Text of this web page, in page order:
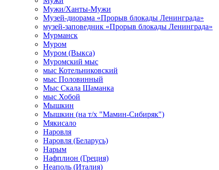
Мужи/Ханты-Мужи
Музей-диорама «Прорыв блокады Ленинграда»
музей-заповедник «Прорыв блокады Ленинграда»
Мурманск
Муром
Муром (Выкса)
Муромский мыс
мыс Котельниковский
мыс Половинный
Мыс Скала Шаманка
мыс Хобой
Мышкин
Мышкин (на т/х "Мамин-Сибиряк")
Мякисало
Наровля
Наровля (Беларусь)
Нарым
Нафплион (Греция)
Неаполь (Италия)